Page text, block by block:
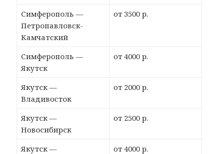
Симферополь —
Петропавловск-
Камчатский
от 3500 р.
Симферополь —
Якутск
от 4000 р.
Якутск —
Владивосток
от 2000 р.
Якутск —
Новосибирск
от 2500 р.
Якутск —
от 4000 р.